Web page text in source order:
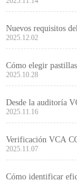
vehículos globales
Nuevos requisitos
de compatibilidad y
2025.12.02
Cómo elegir
normativas locales:
globales
2025.10.28
Desde la auditoría
completa sobre el
2025.11.16
Verificación VCA
América del Norte:
2025.11.07
Cómo identificar